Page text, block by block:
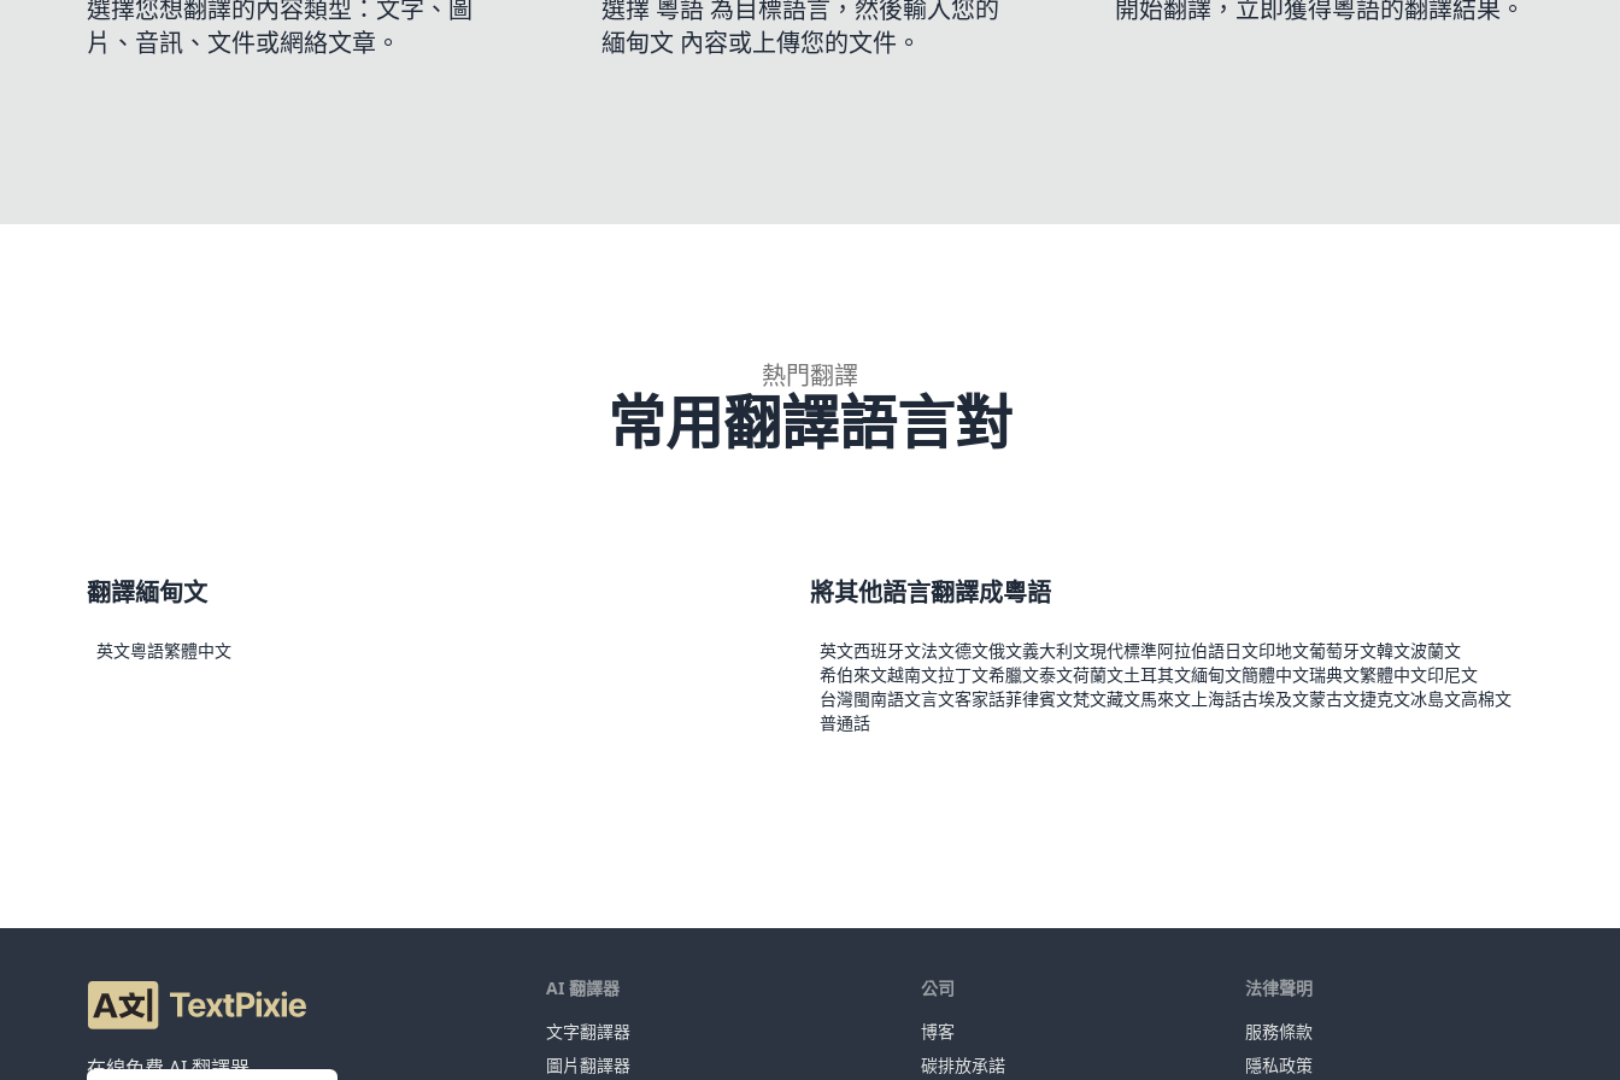
選擇您想翻譯的內容類型：文字、圖
片、音訊、文件或網絡文章。
選擇 粵語 為目標語言，然後輸入您的
緬甸文 內容或上傳您的文件。
開始翻譯，立即獲得粵語的翻譯結果。
熱門翻譯
常用翻譯語言對
翻譯緬甸文
英文粵語繁體中文
將其他語言翻譯成粵語
英文西班牙文法文德文俄文義大利文現代標準阿拉伯語日文印地文葡萄牙文韓文波蘭文
希伯來文越南文拉丁文希臘文泰文荷蘭文土耳其文緬甸文簡體中文瑞典文繁體中文印尼文
台灣閩南語文言文客家話菲律賓文梵文藏文馬來文 上海話古埃及文蒙古文捷克文冰島文高棉文
普通話
在線免費 AI 翻譯器
AI 翻譯器
文字翻譯器
圖片翻譯器
公司
博客
碳排放承諾
法律聲明
服務條款
隱私政策